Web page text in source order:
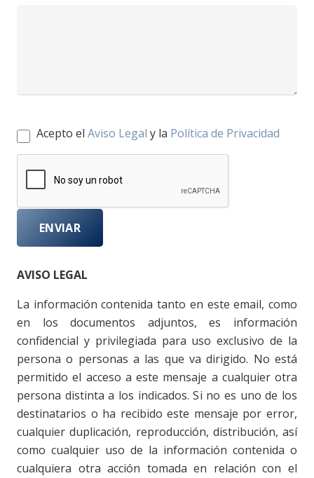
Acepto el Aviso Legal y la Política de Privacidad
AVISO LEGAL
La información contenida tanto en este email, como
en los documentos adjuntos, es información
confidencial y privilegiada para uso exclusivo de la
persona o personas a las que va dirigido. No está
permitido el acceso a este mensaje a cualquier otra
persona distinta a los indicados. Si no es uno de los
destinatarios o ha recibido este mensaje por error,
cualquier duplicación, reproducción, distribución, así
como cualquier uso de la información contenida o
cualquiera otra acción tomada en relación con el